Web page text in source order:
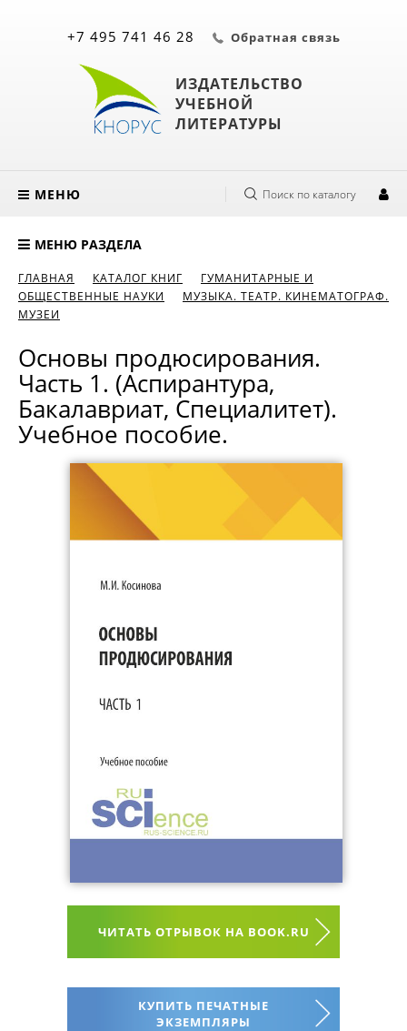
ИЗДАТЕЛЬСТВО
УЧЕБНОЙ
ЛИТЕРАТУРЫ
+7 495 741 46 28 Обратная связь
МЕНЮ Поиск по каталогу
МЕНЮ РАЗДЕЛА
ГЛАВНАЯ КАТАЛОГ КНИГ
ГУМАНИТАРНЫЕ И
ОБЩЕСТВЕННЫЕ НАУКИ
МУЗЫКА. ТЕАТР. КИНЕМАТОГРАФ.
МУЗЕИ
Основы продюсирования.
Часть 1. (Аспирантура,
Бакалавриат, Специалитет).
Учебное пособие.
ЧИТАТЬ ОТРЫВОК НА BOOK.RU
КУПИТЬ ПЕЧАТНЫЕ
ЭКЗЕМПЛЯРЫ